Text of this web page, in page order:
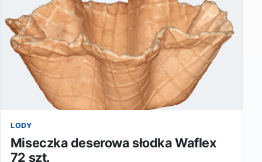
LODY
Miseczka deserowa słodka Waflex
72 szt.